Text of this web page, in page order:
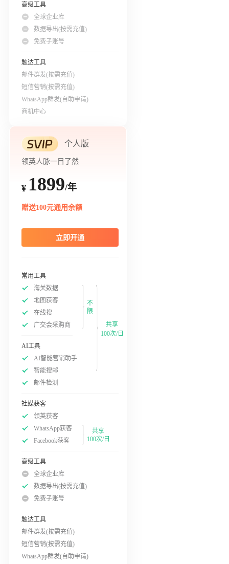
高级工具
全球企业库
数据导出(按需充值)
免费子账号
触达工具
邮件群发(按需充值)
短信营销(按需充值)
WhatsApp群发(自助申请)
商机中心
个人版
领英人脉一目了然
¥ 1899/年
赠送100元通用余额
立即开通
常用工具
海关数据
地图获客
在线搜
广交会采购商
不
限
AI工具
AI智能营销助手
智能搜邮
邮件检测
社媒获客
领英获客
WhatsApp获客
Facebook获客
共享
100次/日
高级工具
全球企业库
数据导出(按需充值)
免费子账号
触达工具
邮件群发(按需充值)
短信营销(按需充值)
WhatsApp群发(自助申请)
共享
100次/日